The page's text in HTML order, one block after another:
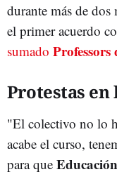
durante más de dos
el primer acuerdo
sumado Professors
Protestas en
"El colectivo no lo
acabe el curso,
para que Educación